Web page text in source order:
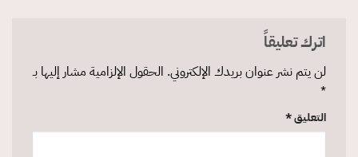
اترك تعليقاً
لن يتم نشر عنوان بريدك الإلكتروني. الحقول الإلزامية مشار إليها بـ
*
التعليق*